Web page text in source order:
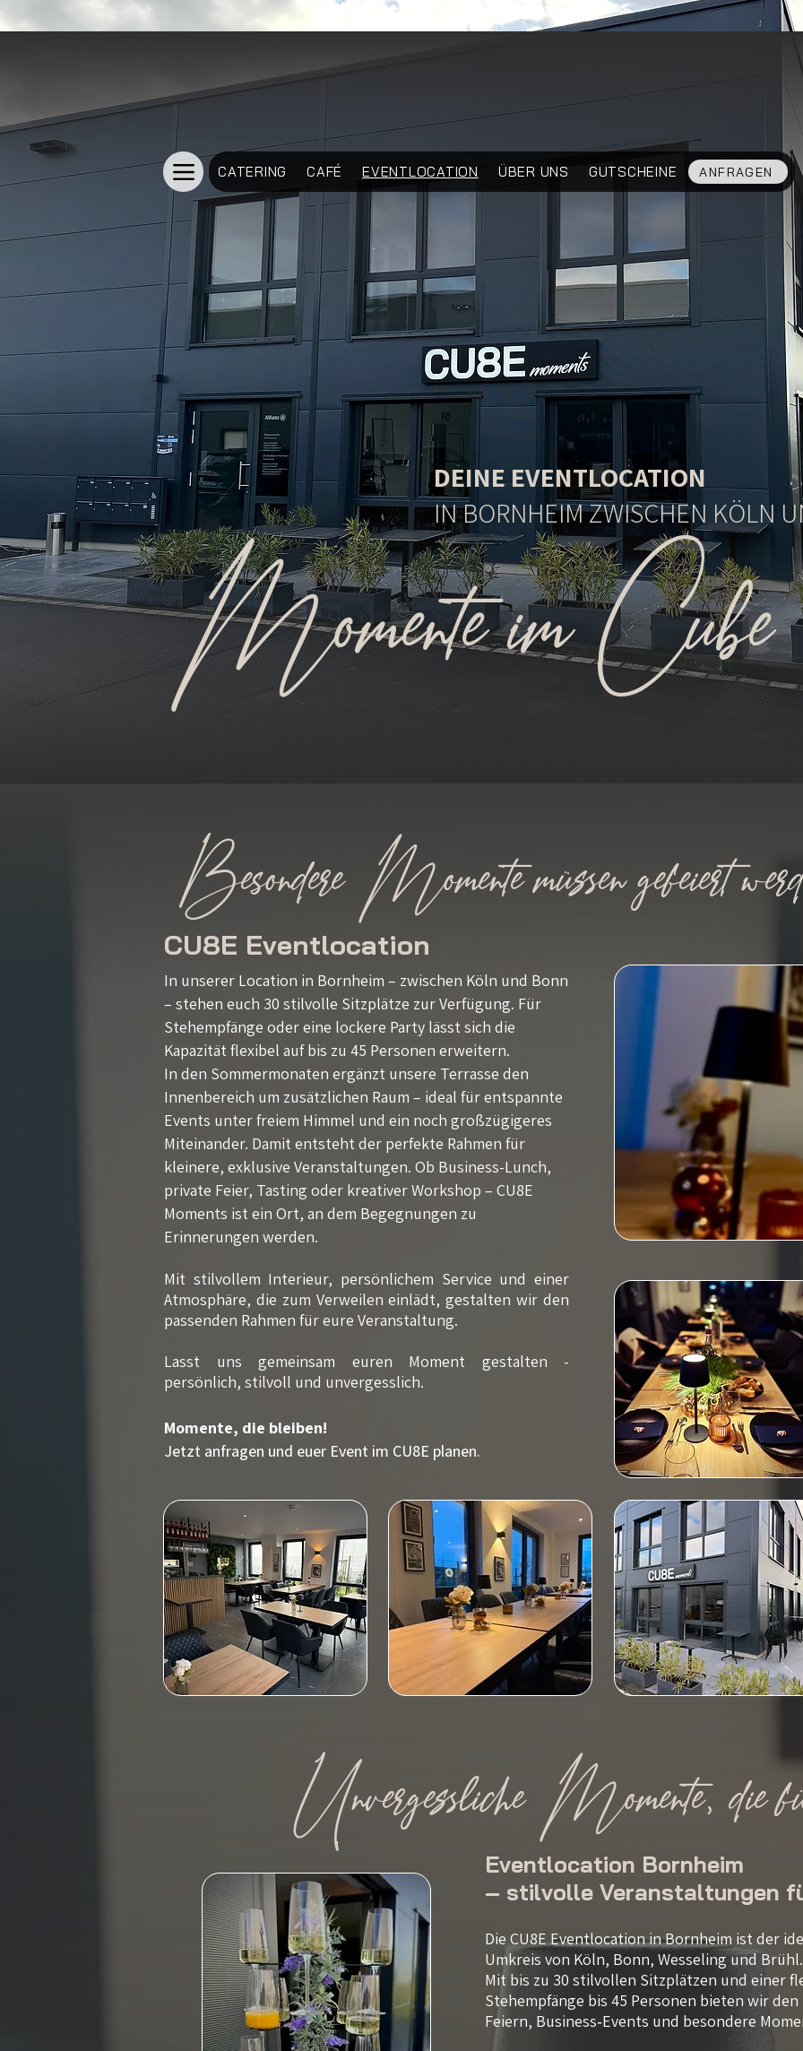
CATERING CAFÉ EVENTLOCATION ÜBER UNS GUTSCHEINE ANFRAGEN
DEINE EVENTLOCATION
IN BORNHEIM ZWISCHEN KÖLN
Momente im Cube
Besondere Momente müssen gefeiert
CU8E Eventlocation
In unserer Location in Bornheim – zwischen Köln und Bonn
– stehen euch 30 stilvolle Sitzplätze zur Verfügung. Für
Stehempfänge oder eine lockere Party lässt sich die
Kapazität flexibel auf bis zu 45 Personen erweitern.
In den Sommermonaten ergänzt unsere Terrasse den
Innenbereich um zusätzlichen Raum – ideal für entspannte
Events unter freiem Himmel und ein noch großzügigeres
Miteinander. Damit entsteht der perfekte Rahmen für
kleinere, exklusive Veranstaltungen. Ob Business-Lunch,
private Feier, Tasting oder kreativer Workshop – CU8E
Moments ist ein Ort, an dem Begegnungen zu
Erinnerungen werden.
Mit stilvollem Interieur, persönlichem Service und einer
Atmosphäre, die zum Verweilen einlädt, gestalten wir den
passenden Rahmen für eure Veranstaltung.
Lasst uns gemeinsam euren Moment gestalten -
persönlich, stilvoll und unvergesslich.
Momente, die bleiben!
Jetzt anfragen und euer Event im CU8E planen.
Unvergessliche Momente, die
Eventlocation Bornheim
– stilvolle Veranstaltungen
Die CU8E Eventlocation in Bornheim ist der
Umkreis von Köln, Bonn, Wesseling und Brühl.
Mit bis zu 30 stilvollen Sitzplätzen und einer
Stehempfänge bis 45 Personen bieten wir
Feiern, Business‑Events und besondere